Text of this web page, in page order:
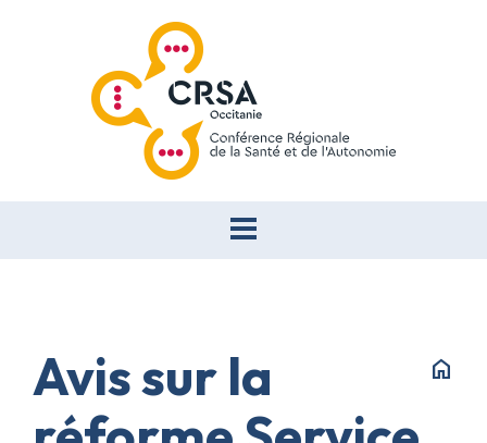
home
Avis sur la